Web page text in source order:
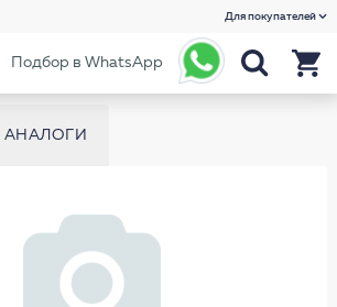
Для покупателей
Подбор в WhatsApp
АНАЛОГИ